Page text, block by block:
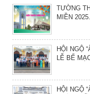
TƯỜNG
MIỀN
HỘI NGỘ
LỄ BẾ
HỘI NGỘ